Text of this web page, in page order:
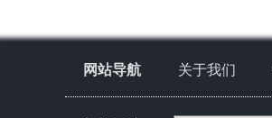
网站导航 关于我们